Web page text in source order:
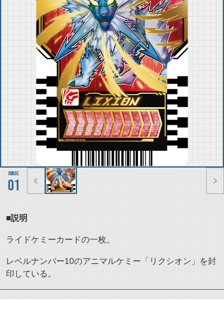
01
■説明
ライドケミーカードの一枚。
レベルナンバー10のアニマルケミー「リクシオン」を封
印している。